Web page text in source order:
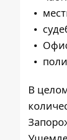
В